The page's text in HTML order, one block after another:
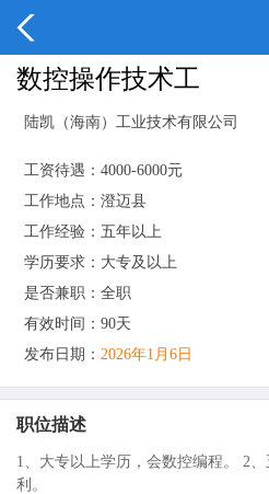
数控操作技术工
陆凯（海南）工业技术有限公司
工资待遇：4000-6000元
工作地点：澄迈县
工作经验：五年以上
学历要求：大专及以上
是否兼职：全职
有效时间：90天
发布日期： 2026年1月6日
职位描述
1、大专以上学历，会数控编程。 2
利。